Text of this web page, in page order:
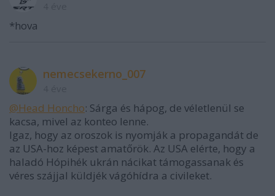
*hova
nemecsekerno_007
@Head Honcho: Sárga és hápog, de véletlenül se
kacsa, mivel az konteo lenne.
Igaz, hogy az oroszok is nyomják a propagandát de
az USA-hoz képest amatőrök. Az USA elérte, hogy a
haladó Hópihék ukrán nácikat támogassanak és
véres szájjal küldjék vágóhídra a civileket.